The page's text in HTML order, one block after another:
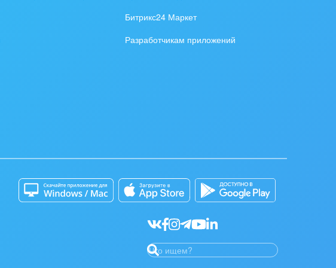
Битрикс24 Маркет
Разработчикам приложений